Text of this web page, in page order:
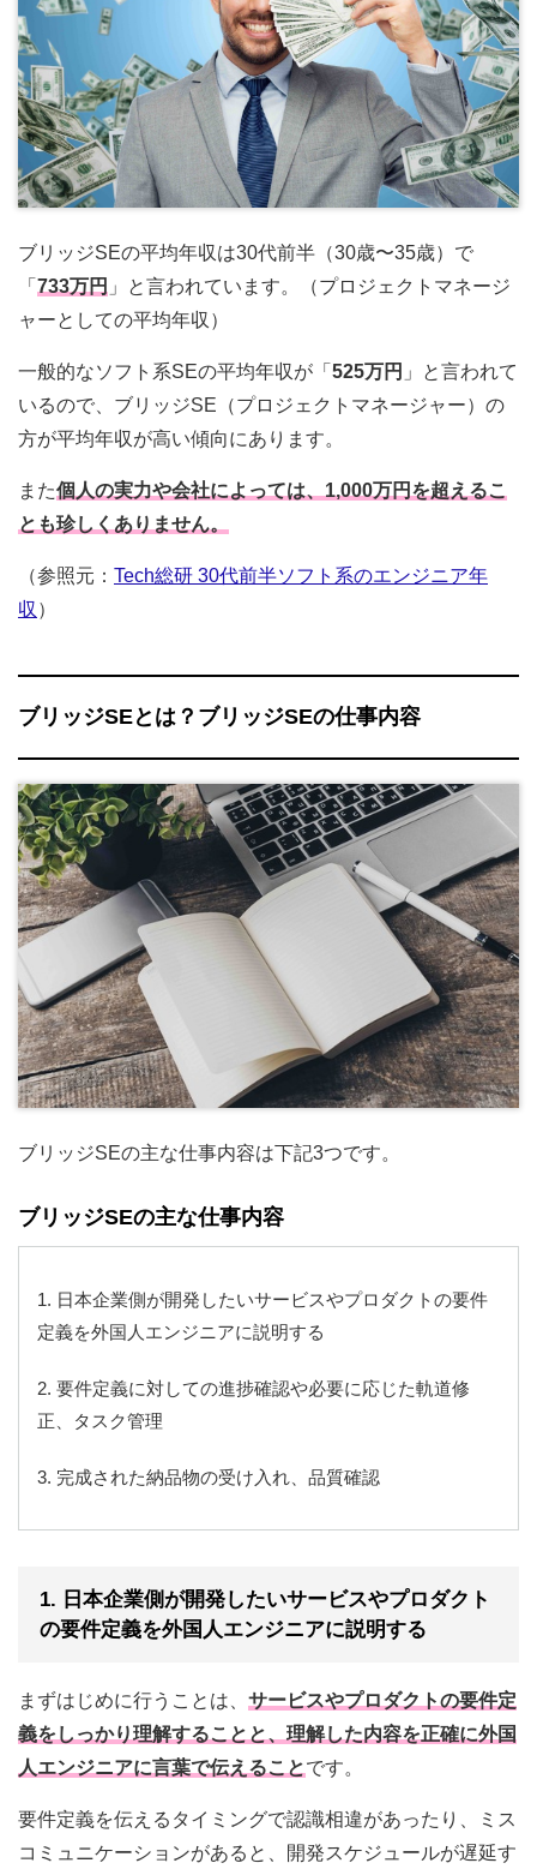
ブリッジSEの平均年収は30代前半（30歳〜35歳）で
「 733万円 」と言われています。（プロジェクトマネージ
ャーとしての平均年収）
一般的なソフト系SEの平均年収が「 525万円 」と言われて
いるので、ブリッジSE（プロジェクトマネージャー）の
方が平均年収が高い傾向にあります。
また個人の実力や会社によっては、1,000万円を超えるこ
とも珍しくありません。
（参照元： Tech総研 30代前半ソフト系のエンジニア年
収 ）
ブリッジSEとは？ブリッジSEの仕事内容
ブリッジSEの主な仕事内容は下記3つです。
ブリッジSEの主な仕事内容
1. 日本企業側が開発したいサービスやプロダクトの要件
定義を外国人エンジニアに説明する
2. 要件定義に対しての進捗確認や必要に応じた軌道修
正、タスク管理
3. 完成された納品物の受け入れ、品質確認
1. 日本企業側が開発したいサービスやプロダクト
の要件定義を外国人エンジニアに説明する
まずはじめに行うことは、 サービスやプロダクトの要件定
義をしっかり理解することと、理解した内容を正確に外国
人エンジニアに言葉で伝えることです。
要件定義を伝えるタイミングで認識相違があったり、ミス
コミュニケーションがあると、開発スケジュールが遅延す